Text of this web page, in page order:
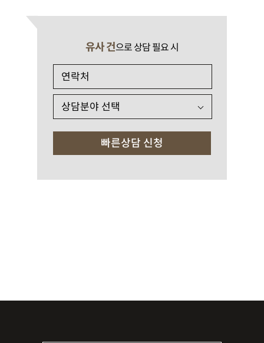
유사 건으로 상담 필요 시